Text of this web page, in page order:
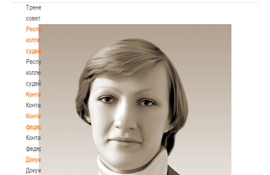
Тренерский
совет
Республиканская
коллегия
судей
Республиканская
коллегия
судей
Контакты
Контакты
Контакты
федерации
Контакты
федерации
Документы
Документы